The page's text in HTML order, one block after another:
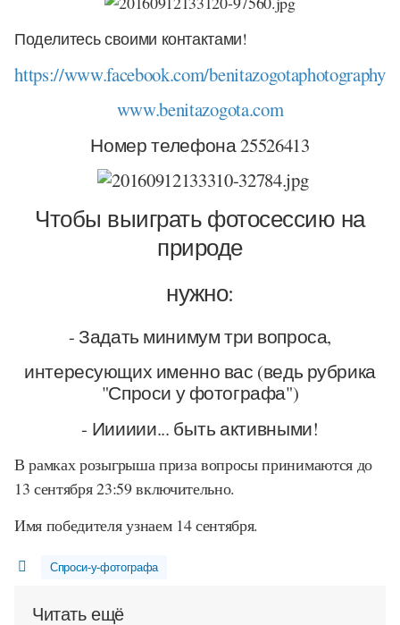
Поделитесь своими контактами!
https://www.facebook.com/benitazogotaphotography
www.benitazogota.com
Номер телефона 25526413
Чтобы выиграть фотосессию на
природе
нужно:
- Задать минимум три вопроса,
интересующих именно вас (ведь рубрика
"Спроси у фотографа")
- Ииииии... быть активными!
В рамках розыгрыша приза вопросы принимаются до
13 сентября 23:59 включительно.
Имя победителя узнаем 14 сентября.
Спроси-у-фотографа
Читать ещё